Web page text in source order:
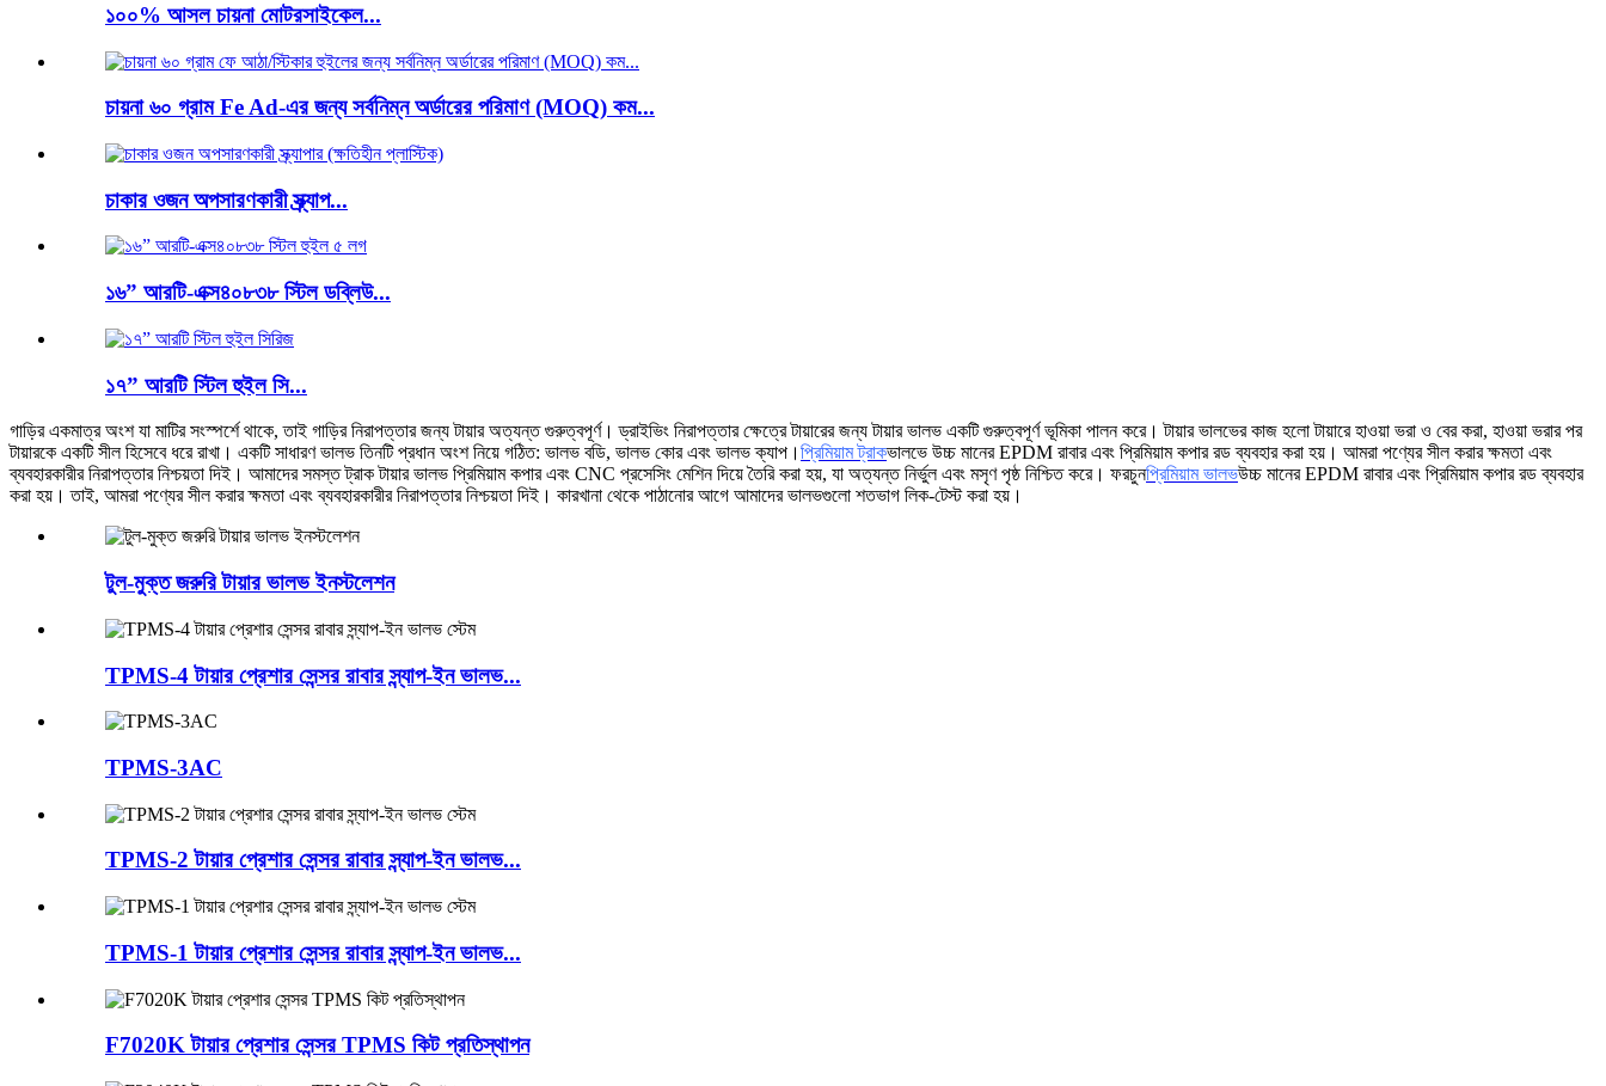
১০০% আসল চায়না মোটরসাইকেল...
চায়না ৬০ গ্রাম Fe Ad-এর জন্য সর্বনিম্ন অর্ডারের পরিমাণ (MOQ) কম...
চাকার ওজন অপসারণকারী স্ক্র্যাপ...
১৬” আরটি-এক্স৪০৮৩৮ স্টিল ডব্লিউ...
১৭” আরটি স্টিল হুইল সি...
গাড়ির একমাত্র অংশ যা মাটির সংস্পর্শে থাকে, তাই গাড়ির নিরাপত্তার জন্য টায়ার অত্যন্ত গুরুত্বপূর্ণ। ড্রাইভিং নিরাপত্তার ক্ষেত্রে টায়ারের জন্য টায়ার ভালভ একটি গুরুত্বপূর্ণ ভূমিকা পালন করে। টায়ার ভালভের কাজ হলো টায়ারে হাওয়া ভরা ও বের করা, হাওয়া ভরার পর
টায়ারকে একটি সীল হিসেবে ধরে রাখা। একটি সাধারণ ভালভ তিনটি প্রধান অংশ নিয়ে গঠিত: ভালভ বডি, ভালভ কোর এবং ভালভ ক্যাপ। প্রিমিয়াম ট্রাকভালভে উচ্চ মানের EPDM রাবার এবং প্রিমিয়াম কপার রড ব্যবহার করা হয়। আমরা পণ্যের সীল করার ক্ষমতা এবং
ব্যবহারকারীর নিরাপত্তার নিশ্চয়তা দিই। আমাদের সমস্ত ট্রাক টায়ার ভালভ প্রিমিয়াম কপার এবং CNC প্রসেসিং মেশিন দিয়ে তৈরি করা হয়, যা অত্যন্ত নির্ভুল এবং মসৃণ পৃষ্ঠ নিশ্চিত করে। ফরচুনপ্রিমিয়াম ভালভউচ্চ মানের EPDM রাবার এবং প্রিমিয়াম কপার রড ব্যবহার
করা হয়। তাই, আমরা পণ্যের সীল করার ক্ষমতা এবং ব্যবহারকারীর নিরাপত্তার নিশ্চয়তা দিই। কারখানা থেকে পাঠানোর আগে আমাদের ভালভগুলো শতভাগ লিক-টেস্ট করা হয়।
টুল-মুক্ত জরুরি টায়ার ভালভ ইনস্টলেশন
TPMS-4 টায়ার প্রেশার সেন্সর রাবার স্ন্যাপ-ইন ভালভ...
TPMS-3AC
TPMS-2 টায়ার প্রেশার সেন্সর রাবার স্ন্যাপ-ইন ভালভ...
TPMS-1 টায়ার প্রেশার সেন্সর রাবার স্ন্যাপ-ইন ভালভ...
F7020K টায়ার প্রেশার সেন্সর TPMS কিট প্রতিস্থাপন